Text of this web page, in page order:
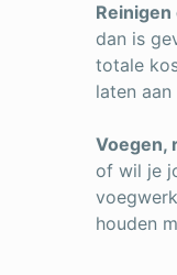
dan is
totale
laten
Voegen,
of wil je
houden